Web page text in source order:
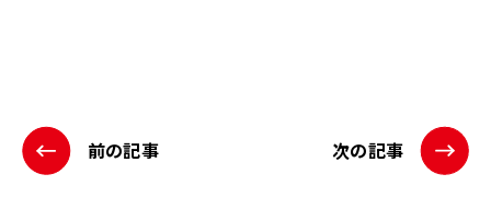
前の記事 次の記事